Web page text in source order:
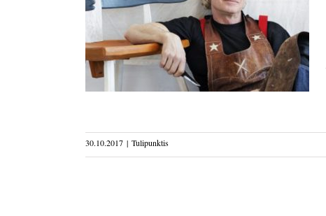
30.10.2017 | Tulipunktis